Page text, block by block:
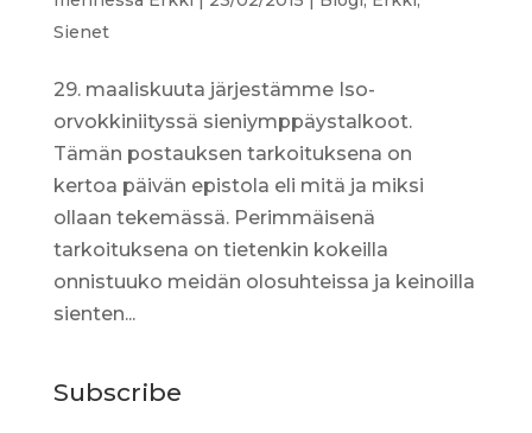
Sienet
29. maaliskuuta järjestämme Iso-
orvokkiniityssä sieniymppäystalkoot.
Tämän postauksen tarkoituksena on
kertoa päivän epistola eli mitä ja miksi
ollaan tekemässä. Perimmäisenä
tarkoituksena on tietenkin kokeilla
onnistuuko meidän olosuhteissa ja keinoilla
sienten...
Subscribe